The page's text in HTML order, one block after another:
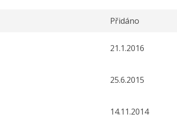
Přidáno
21.1.2016
25.6.2015
14.11.2014